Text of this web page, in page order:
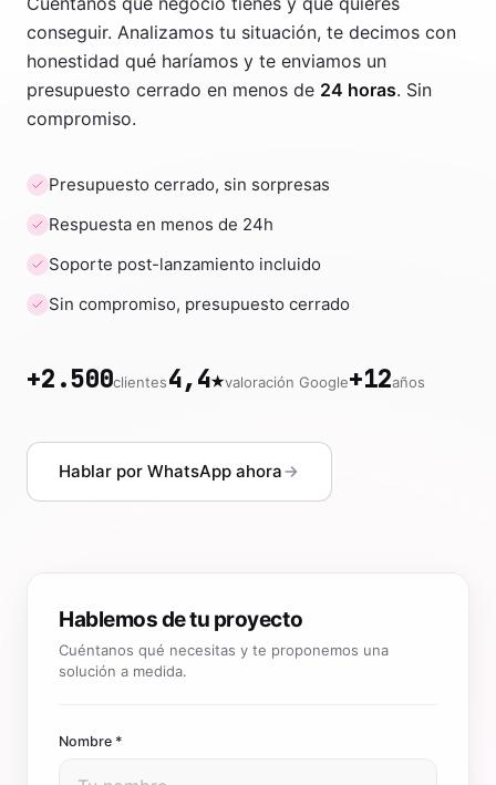
conseguir. Analizamos tu situación, te decimos con
honestidad qué haríamos y te enviamos un
presupuesto cerrado en menos de 24 horas. Sin
compromiso.
Presupuesto cerrado, sin sorpresas
Respuesta en menos de 24h
Soporte post-lanzamiento incluido
Sin compromiso, presupuesto cerrado
+2.500clientes4,4★valoración Google+12años
Hablar por WhatsApp ahora
Hablemos de tu proyecto
Cuéntanos qué necesitas y te proponemos una
solución a medida.
Nombre *